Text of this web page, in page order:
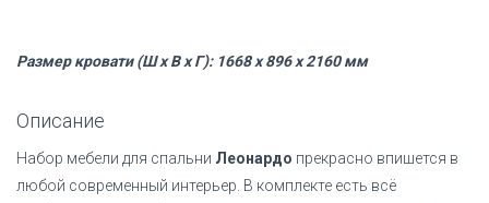
Размер кровати (Ш х В х Г): 1668 х 896 х 2160 мм
Описание
Набор мебели для спальни Леонардо прекрасно впишется в
любой современный интерьер. В комплекте есть всё